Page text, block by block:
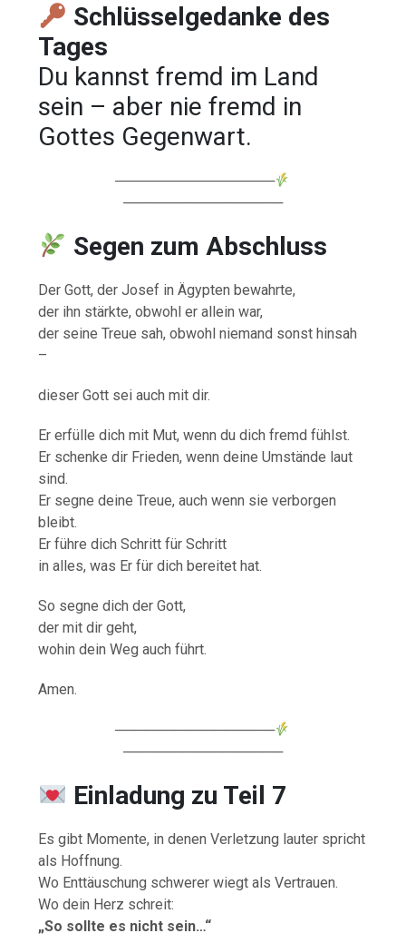
Schlüsselgedanke des
Tages
Du kannst fremd im Land
sein – aber nie fremd in
Gottes Gegenwart.
────────────────
────────────────
Segen zum Abschluss
Der Gott, der Josef in Ägypten bewahrte,
der ihn stärkte, obwohl er allein war,
der seine Treue sah, obwohl niemand sonst hinsah
–
dieser Gott sei auch mit dir.
Er erfülle dich mit Mut, wenn du dich fremd fühlst.
Er schenke dir Frieden, wenn deine Umstände laut
sind.
Er segne deine Treue, auch wenn sie verborgen
bleibt.
Er führe dich Schritt für Schritt
in alles, was Er für dich bereitet hat.
So segne dich der Gott,
der mit dir geht,
wohin dein Weg auch führt.
Amen.
────────────────
────────────────
Einladung zu Teil 7
Es gibt Momente, in denen Verletzung lauter spricht
als Hoffnung.
Wo Enttäuschung schwerer wiegt als Vertrauen.
Wo dein Herz schreit:
„So sollte es nicht sein…“